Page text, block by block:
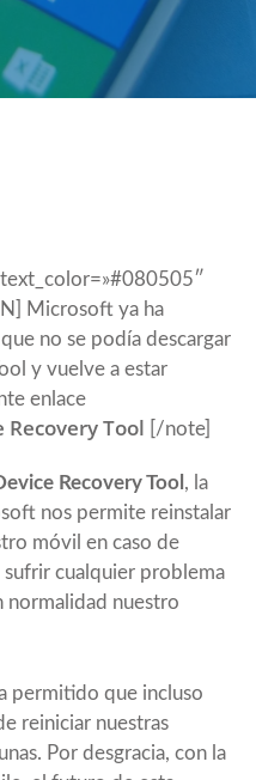
Microsoft ya ha
no se podía descargar
y vuelve a estar
enlace
Recovery Tool [/note]
Recovery Tool , la
nos permite reinstalar
móvil en caso de
cualquier problema
normalidad nuestro
permitido que incluso
reiniciar nuestras
Por desgracia, con la